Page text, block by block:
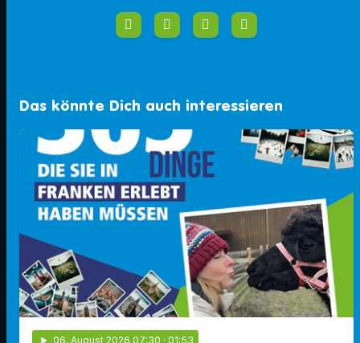
Das könnte Dich auch interessieren
06. August 2026 07:30 · 01:53